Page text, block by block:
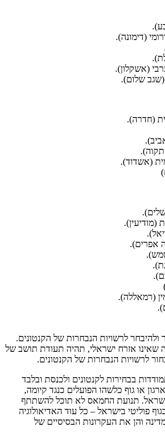
(דימונה).
(אשקלון).
(שגב שלום).
(חדרה).
(אשדוד).
(מודיעין).
אפרים).
(רמאללה).
ולהיבחר לרשויות הנבחרות של הקנטונים.
שאינו אזרח ישראלי, תהיה תעודת תושב של
לרשויות הנבחרות של הקנטונים.
בבחירות לקנטונים ולכנסת ובלבד
או גוף כלשהו הפועלים כנגד קיומה,
ישראל. תנועת החמאס לא תוכל להשתתף
פוליטי בישראל – כל עוד האדיאולוגיה
והן את העקרונות הבסיסיים של